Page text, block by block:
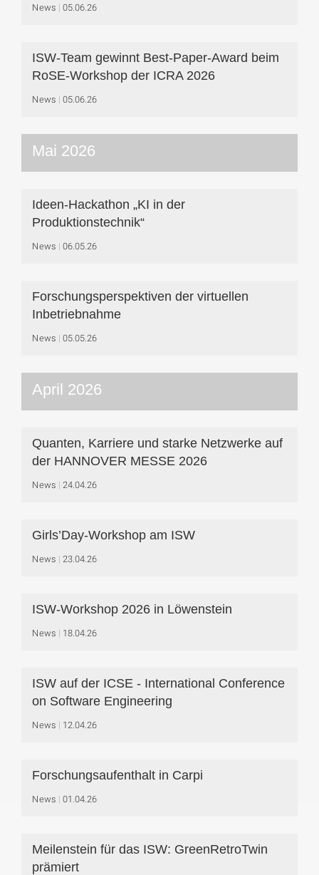
News 05.06.26
ISW-Team gewinnt Best-Paper-Award beim
RoSE-Workshop der ICRA 2026
News 05.06.26
Mai 2026
Ideen-Hackathon „KI in der
Produktionstechnik“
News 06.05.26
Forschungsperspektiven der virtuellen
Inbetriebnahme
News 05.05.26
April 2026
Quanten, Karriere und starke Netzwerke auf
der HANNOVER MESSE 2026
News 24.04.26
Girls’Day-Workshop am ISW
News 23.04.26
ISW-Workshop 2026 in Löwenstein
News 18.04.26
ISW auf der ICSE - International Conference
on Software Engineering
News 12.04.26
Forschungsaufenthalt in Carpi
News 01.04.26
Meilenstein für das ISW: GreenRetroTwin
prämiert